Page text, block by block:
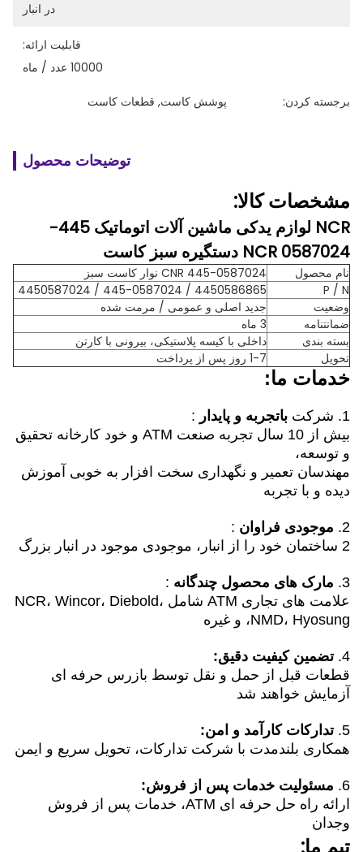
در انبار
قابلیت ارائه:
10000 عدد / ماه
برجسته کردن: پوشش کاست, قطعات کاست
توضیحات محصول
مشخصات کالا:
NCR لوازم یدکی ماشین آلات اتوماتیک 445-
0587024 NCR دستگیره سبز کاست
نام محصول
445-0587024 CNR نوار کاست سبز
P / N
4450586865 / 445-0587024 / 4450587024
وضعیت
جدید اصلی و عمومی / مرمت شده
ضمانتنامه
3 ماه
بسته بندی
داخلی با کیسه پلاستیکی، بیرونی با کارتن
تحویل
1-7 روز پس از پرداخت
خدمات ما:
1. شرکت باتجربه و پایدار :
بیش از 10 سال تجربه صنعت ATM و خود کارخانه تحقیق
و توسعه،
مهندسان تعمیر و نگهداری سخت افزار به خوبی آموزش
دیده و با تجربه
2. موجودی فراوان :
2 ساختمان خود را از انبار، موجودی موجود در انبار بزرگ
3. مارک های محصول چندگانه :
علامت های تجاری ATM شامل NCR، Wincor، Diebold،
NMD، Hyosung، و غیره
4. تضمین کیفیت دقیق:
قطعات قبل از حمل و نقل توسط بازرس حرفه ای
آزمایش خواهند شد
5. تدارکات کارآمد و امن:
همکاری بلندمدت با شرکت تدارکات، تحویل سریع و ایمن
6. مسئولیت خدمات پس از فروش:
ارائه راه حل حرفه ای ATM، خدمات پس از فروش
وجدان